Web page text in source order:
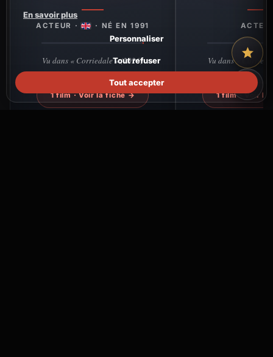
ACTEUR · · NÉ EN 1991
Vu dans « Corriedale » (2026)
1 film · Voir la fiche →
Vu dans «
1 film · Voir
En savoir plus
Personnaliser
Tout refuser
Tout accepter